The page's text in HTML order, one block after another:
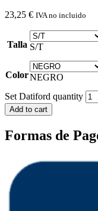
23,25 € IVA no incluido
Talla S/T
ColorNEGRO
Set Datiford quantity
Add to cart
Formas de